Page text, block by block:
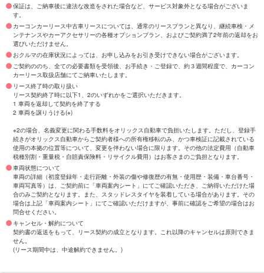
保証は、ご納車後に違法な改造をされた場合など、サービス対象外となる場合がございま
す。
カーコンカーリース中古車リースについては、通常のリースプランと異なり、継続車検・メ
ンテナンスやカーアクセサリーの各種オプションプラン、およびご契約満了2年前の返却をお
選びいただけません。
おクルマの在庫状況によっては、お申し込みをお引き受けできない場合がございます。
ご契約ののち、全ての必要書類を受領後、お手続き・ご登録で、約３週間程度で、カーコン
カーリース取扱店舗にてご納車いたします。
リース終了時の取り扱い
リース契約終了時に以下1、2のいずれかをご選択いただきます。
1 車両を返却して契約を終了する
2 車両を譲りうける(※)
※2の場合、名義変更に関わる手数料をオリックス自動車で負担いたします。ただし、登録手
続きがオリックス自動車からご契約者様への所有権移転のみ、かつ車検証に記載されている
使用の本拠の位置等について、変更を伴わない場合に限ります。その他の法定費用（自動車
税種別割・重量税・自賠責保険料・リサイクル費用）はお客さまのご負担となります。
車両状態について
車両の詳細（初度登録年・走行距離・外装の傷や修復歴の有無・使用歴・装備・車台番号・
車両写真等）は、ご契約前に「車両案内シート」にてご確認いただき、ご納得いただけた場
合のみご契約となります。また、スタッドレスタイヤを装着している場合があります。その
場合は上記「車両案内シート」にてご確認いただけますが、事前に確認をご希望の場合はお
問合せください。
キャンセル・解約について
契約書の返送をもって、リース契約の成立となります。これ以降のキャンセルは原則できま
せん。
(リース期間中は、中途解約できません。)